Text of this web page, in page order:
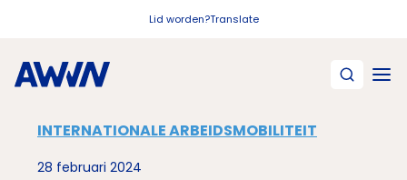
Lid worden?Translate
INTERNATIONALE ARBEIDSMOBILITEIT
28 februari 2024